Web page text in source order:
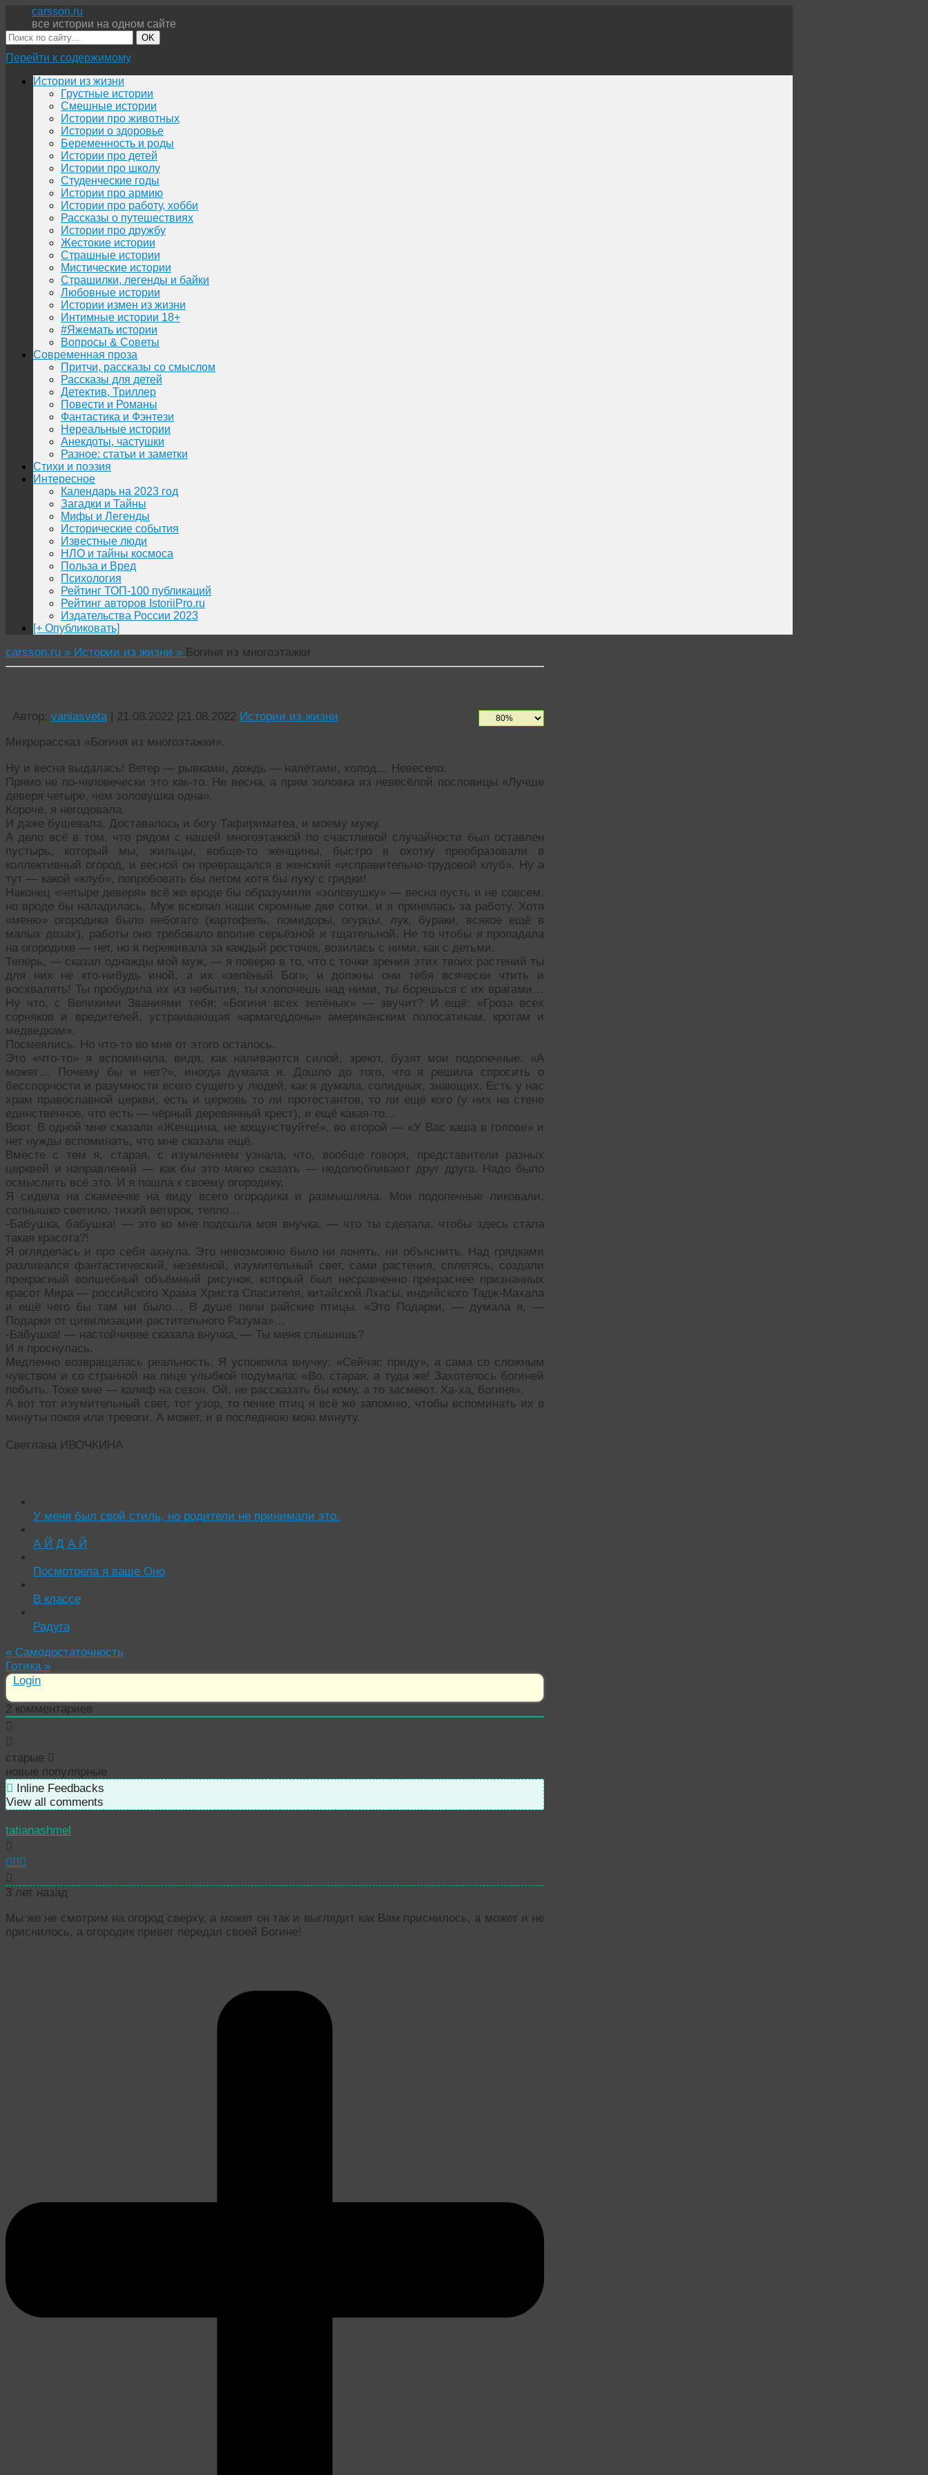
carsson.ru
все истории на одном сайте
OK
Перейти к содержимому
Истории из жизни
Грустные истории
Смешные истории
Истории про животных
Истории о здоровье
Беременность и роды
Истории про детей
Истории про школу
Студенческие годы
Истории про армию
Истории про работу, хобби
Рассказы о путешествиях
Истории про дружбу
Жестокие истории
Страшные истории
Мистические истории
Страшилки, легенды и байки
Любовные истории
Истории измен из жизни
Интимные истории 18+
#Яжемать истории
Вопросы & Советы
Современная проза
Притчи, рассказы со смыслом
Рассказы для детей
Детектив, Триллер
Повести и Романы
Фантастика и Фэнтези
Нереальные истории
Анекдоты, частушки
Разное: статьи и заметки
Стихи и поэзия
Интересное
Календарь на 2023 год
Загадки и Тайны
Мифы и Легенды
Исторические события
Известные люди
НЛО и тайны космоса
Польза и Вред
Психология
Рейтинг ТОП-100 публикаций
Рейтинг авторов IstoriiPro.ru
Издательства России 2023
[+ Опубликовать]
carsson.ru » Истории из жизни » Богиня из многоэтажки
Автор: vaniasveta | 21.08.2022 |21.08.2022 Истории из жизни
Микрорассказ «Богиня из многоэтажки».
Ну и весна выдалась! Ветер — рывками, дождь — налётами, холод… Невесело.
Прямо не по-человечески это как-то. Не весна, а прям золовка из невесёлой пословицы «Лучше
деверя четыре, чем золовушка одна».
Короче, я негодовала.
И даже бушевала. Доставалось и богу Тафириматеа, и моему мужу.
А дело всё в том, что рядом с нашей многоэтажкой по счастливой случайности был оставлен
пустырь, который мы, жильцы, вобще-то женщины, быстро в охотку преобразовали в
коллективный огород, и весной он превращался в женский «исправительно-трудовой клуб». Ну а
тут — какой «клуб», попробовать бы летом хотя бы луку с грядки!
Наконец «четыре деверя» всё же вроде бы образумили «золовушку» — весна пусть и не совсем,
но вроде бы наладилась. Муж вскопал наши скромные две сотки, и я принялась за работу. Хотя
«меню» огородика было небогато (картофель, помидоры, огурцы, лук, бураки, всякое ещё в
малых дозах), работы оно требовало вполне серьёзной и тщательной. Не то чтобы я пропадала
на огородике — нет, но я переживала за каждый росточек, возилась с ними, как с детьми.
Теперь, — сказал однажды мой муж, — я поверю в то, что с точки зрения этих твоих растений ты
для них не кто-нибудь иной, а их «зелёный Бог», и должны они тебя всячески чтить и
восхвалять! Ты пробудила их из небытия, ты хлопочешь над ними, ты борешься с их врагами…
Ну что, с Великими Званиями тебя: «Богиня всех зелёных» — звучит? И ещё: «Гроза всех
сорняков и вредителей, устраивающая «армагеддоны» американским полосатикам, кротам и
медведкам».
Посмеялись. Но что-то во мне от этого осталось.
Это «что-то» я вспоминала, видя, как наливаются силой, зреют, бузят мои подопечные. «А
может… Почему бы и нет?», иногда думала я. Дошло до того, что я решила спросить о
бесспорности и разумности всего сущего у людей, как я думала, солидных, знающих. Есть у нас
храм православной церкви, есть и церковь то ли протестантов, то ли ещё кого (у них на стене
единственное, что есть — чёрный деревянный крест), и ещё какая-то…
Воот. В одной мне сказали «Женщина, не кощунствуйте!», во второй — «У Вас каша в голове» и
нет нужды вспоминать, что мне сказали ещё.
Вместе с тем я, старая, с изумлением узнала, что, вообще говоря, представители разных
церквей и направлений — как бы это мягко сказать — недолюбливают друг друга. Надо было
осмыслить всё это. И я пошла к своему огородику.
Я сидела на скамеечке на виду всего огородика и размышляла. Мои подопечные ликовали,
солнышко светило, тихий ветерок, тепло…
-Бабушка, бабушка! — это ко мне подошла моя внучка, — что ты сделала, чтобы здесь стала
такая красота?!
Я огляделась и про себя ахнула. Это невозможно было ни понять, ни объяснить. Над грядками
разливался фантастический, неземной, изумительный свет, сами растения, сплетясь, создали
прекрасный волшебный объёмный рисунок, который был несравненно прекраснее признанных
красот Мира — российского Храма Христа Спасителя, китайской Лхасы, индийского Тадж-Махала
и ещё чего бы там ни было… В душе пели райские птицы. «Это Подарки, — думала я, —
Подарки от цивилизации растительного Разума»…
-Бабушка! — настойчивее сказала внучка, — Ты меня слышишь?
И я проснулась.
Медленно возвращалась реальность. Я успокоила внучку: «Сейчас приду», а сама со сложным
чувством и со странной на лице улыбкой подумала: «Во, старая, а туда же! Захотелось богиней
побыть. Тоже мне — калиф на сезон. Ой, не рассказать бы кому, а то засмеют. Ха-ха, богиня».
А вот тот изумительный свет, тот узор, то пение птиц я всё же запомню, чтобы вспоминать их в
минуты покоя или тревоги. А может, и в последнюю мою минуту.
Светлана ИВОЧКИНА
У меня был свой стиль, но родители не принимали это.
А Й Д А Й
Посмотрела я ваше Оно
В классе
Радуга
« Самодостаточность
Готика »
Login
2 комментариев
старые
новые популярные
Inline Feedbacks
View all comments
tatianashmel
3 лет назад
Мы же не смотрим на огород сверху, а может он так и выглядит как Вам приснилось, а может и не
приснилось, а огородик привет передал своей Богине!